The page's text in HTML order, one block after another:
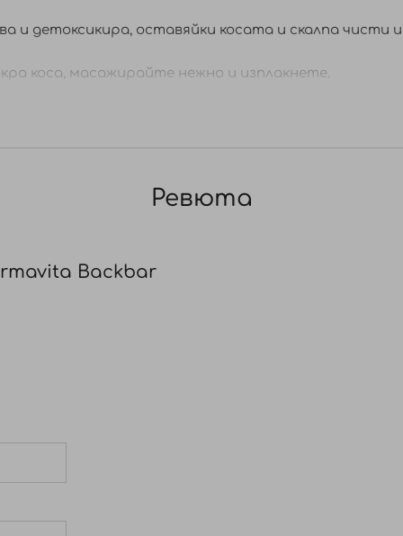
и детоксикира, оставяйки косата и скалпа чисти
коса, масажирайте нежно и изплакнете.
от листа на Betula alba, екстракт от плод на
officinalis (розмарин), Salvia officinalis (градински
Ревюта
Backbar